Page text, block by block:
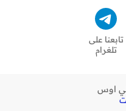
تابعنا على
تلغرام